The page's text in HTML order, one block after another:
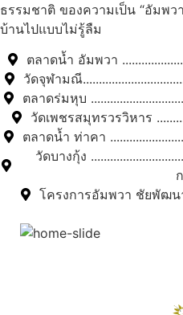
ธรรมชาติ ของความเป็น “อัมพ
บ้านไปแบบไม่รู้ลืม
ตลาดน้ำ อัมพวา
วัดจุฬามณี
ตลาดร่มหุบ
วัดเพชรสมุทรวรวิหาร
ตลาดน้ำ ท่าคา
วัดบางกุ้ง
โครงการอัมพวา ชัยพัฒน